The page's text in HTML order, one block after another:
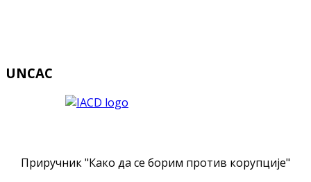
UNCAC
Приручник "Како да се борим против корупције"